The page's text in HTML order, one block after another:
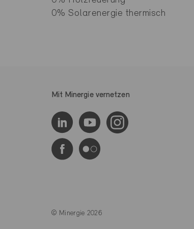
0% Solarenergie thermisch
Mit Minergie vernetzen
© Minergie 2026